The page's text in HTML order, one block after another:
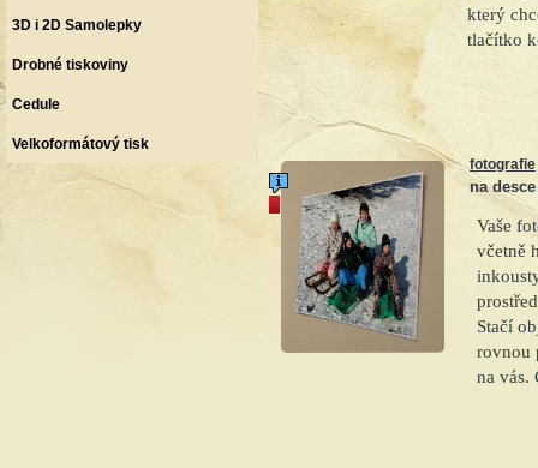
3D i 2D Samolepky
Drobné tiskoviny
Cedule
Velkoformátový tisk
který
tlačítko
fotografie
na
Vaše
včetně
Stačí
rovnou
na vás.
akce